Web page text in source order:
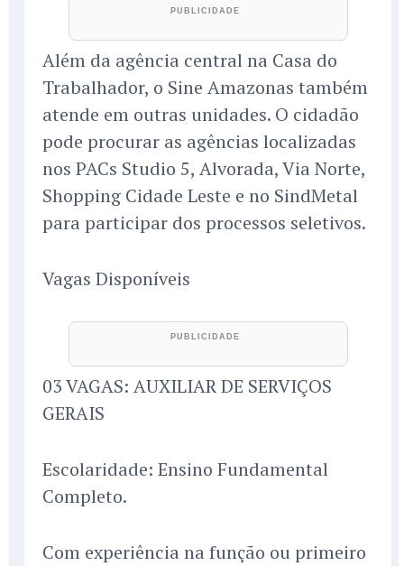
Além da agência central na Casa do
Trabalhador, o Sine Amazonas também
atende em outras unidades. O cidadão
pode procurar as agências localizadas
nos PACs Studio 5, Alvorada, Via Norte,
Shopping Cidade Leste e no SindMetal
para participar dos processos seletivos.
Vagas Disponíveis
03 VAGAS: AUXILIAR DE SERVIÇOS
GERAIS
Escolaridade: Ensino Fundamental
Completo.
Com experiência na função ou primeiro